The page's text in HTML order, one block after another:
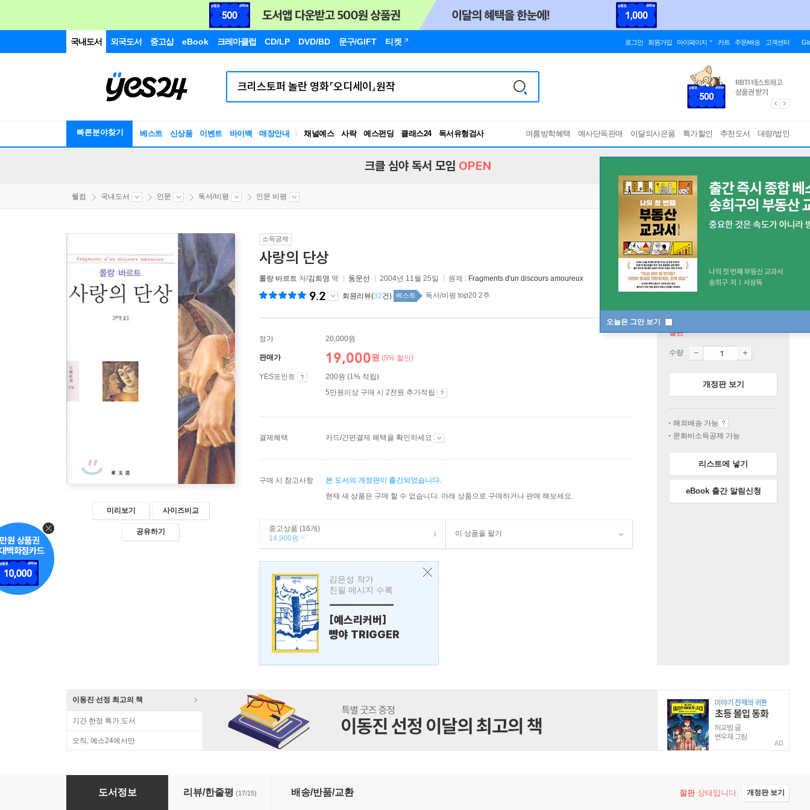
국내도서 외국도서 중고샵 eBook 크레마클럽 CD/LP DVD/BD 문구/GIFT 티켓 로그인 회원가입 마이페이지 카트 주문/배송 고객센터
빠른분야찾기 베스트 신상품 이벤트 바이백 매장안내 채널예스 사락 예스펀딩 클래스24
독서유형검사
RBTI Lab
여름방학혜택 예사단독판매 이달의사은품 특가할인 추천도서 대량/법인
오늘은 그만 보기
크클 심야 독서 모임 OPEN
웰컴 국내도서 인문 독서/비평 인문 비평
미리보기 사이즈비교
공유하기
소득공제
사랑의 단상
롤랑 바르트 저/김희영 역 동문선 2004년 11월 25일 원제 : Fragments d'un discours amoureux
9.2 회원리뷰(32건) 베스트 독서/비평 top20 2주
정가 20,000원
판매가 19,000원 (5% 할인)
YES포인트
200원 (1% 적립)
5만원이상 구매 시 2천원 추가적립
결제혜택 카드/간편결제 혜택을 확인하세요
구매 시 참고사항
본 도서의 개정판이 출간되었습니다.
현재 새 상품은 구매 할 수 없습니다. 아래 상품으로 구매하거나 판매 해보세요.
중고상품 (16개)
14,900원 ~
이 상품을 팔기
김은성 작가
친필 메시지 수록
---------------
[예스리커버]
빵야 TRIGGER
절판
수량
개정판 보기
해외배송 가능
문화비소득공제 가능
리스트에 넣기
eBook 출간 알림신청
이동진 선정 최고의 책
기간 한정 특가 도서
오직, 예스24에서만 AD
사랑의 단상
도서정보 리뷰/한줄평 (17/15) 배송/반품/교환 절판상태입니다. 개정판 보기